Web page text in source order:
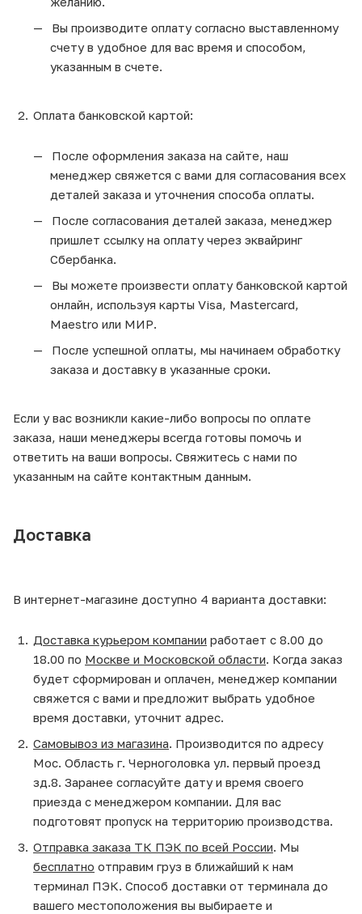
Вы производите оплату согласно выставленному
счету в удобное для вас время и способом,
указанным в счете.
Оплата банковской картой:
После оформления заказа на сайте, наш
менеджер свяжется с вами для согласования всех
деталей заказа и уточнения способа оплаты.
После согласования деталей заказа, менеджер
пришлет ссылку на оплату через эквайринг
Сбербанка.
Вы можете произвести оплату банковской картой
онлайн, используя карты Visa, Mastercard,
Maestro или МИР.
После успешной оплаты, мы начинаем обработку
заказа и доставку в указанные сроки.
Если у вас возникли какие-либо вопросы по оплате
заказа, наши менеджеры всегда готовы помочь и
ответить на ваши вопросы. Свяжитесь с нами по
указанным на сайте контактным данным.
Доставка
В интернет-магазине доступно 4 варианта доставки:
Доставка курьером компании работает с 8.00 до
18.00 по Москве и Московской области. Когда заказ
будет сформирован и оплачен, менеджер компании
свяжется с вами и предложит выбрать удобное
время доставки, уточнит адрес.
Самовывоз из магазина. Производится по адресу
Мос. Область г. Черноголовка ул. первый проезд
зд.8. Заранее согласуйте дату и время своего
приезда с менеджером компании. Для вас
подготовят пропуск на территорию производства.
Отправка заказа ТК ПЭК по всей России. Мы
бесплатно отправим груз в ближайший к нам
терминал ПЭК. Способ доставки от терминала до
вашего местоположения вы выбираете и